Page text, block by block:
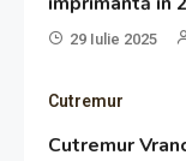
29 Iulie 2025
Cutremur
Cutremur